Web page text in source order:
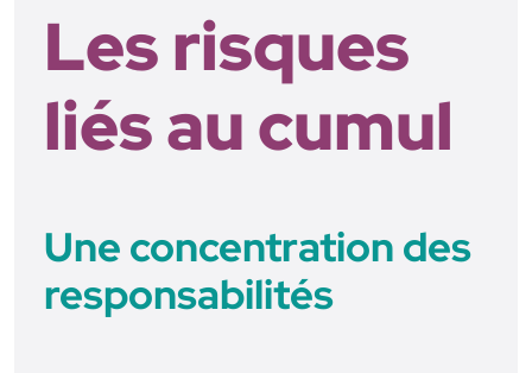
Les risques
liés au cumul
Une concentration des
responsabilités